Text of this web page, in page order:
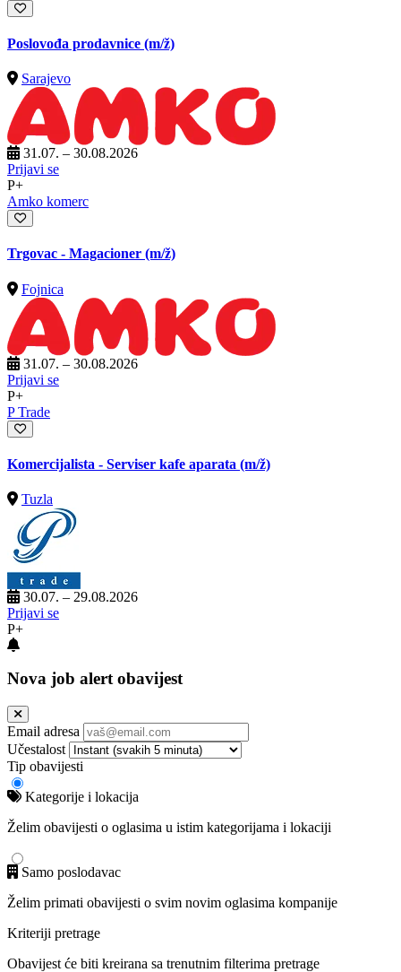
Poslovođa prodavnice (m/ž)
Sarajevo
31.07. – 30.08.2026
Prijavi se
P+
Amko komerc
Trgovac - Magacioner (m/ž)
Fojnica
31.07. – 30.08.2026
Prijavi se
P+
P Trade
Komercijalista - Serviser kafe aparata (m/ž)
Tuzla
30.07. – 29.08.2026
Prijavi se
P+
Nova job alert obavijest
Email adresa
Učestalost
Tip obavijesti
Kategorije i lokacija
Želim obavijesti o oglasima u istim kategorijama i lokaciji
Samo poslodavac
Želim primati obavijesti o svim novim oglasima kompanije
Kriteriji pretrage
Obavijest će biti kreirana sa trenutnim filterima pretrage